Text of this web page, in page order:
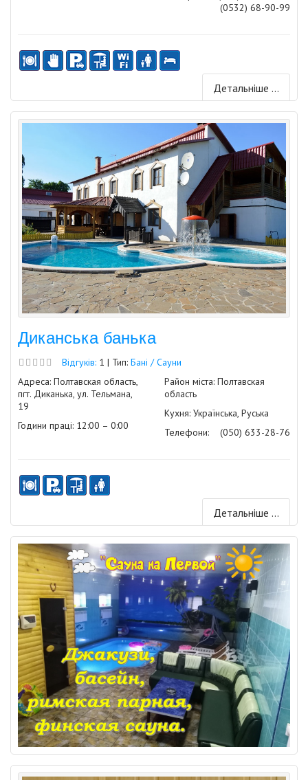
(0532) 68-90-99
Детальніше ...
Диканська банька
Відгуків: 1 | Тип: Бані / Сауни
Адреса: Полтавская область,
пгт. Диканька, ул. Тельмана,
19
Години праці: 12:00 – 0:00
Район міста: Полтавская
область
Кухня: Українська, Руська
Телефони:
(050) 633-28-76
Детальніше ...